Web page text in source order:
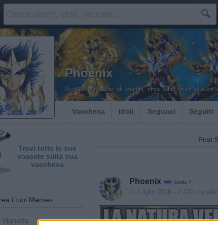

Phoenix
Sono amico di tutti, ma alle
Vaccheca Idoli Seguaci Seguiti
Trovi tutte le sue
vaccate sulla sua
vaccheca
i tuoi Memes
Vignetta
Post
Phoenix livello 7
11 Luglio 2016 - 2.422